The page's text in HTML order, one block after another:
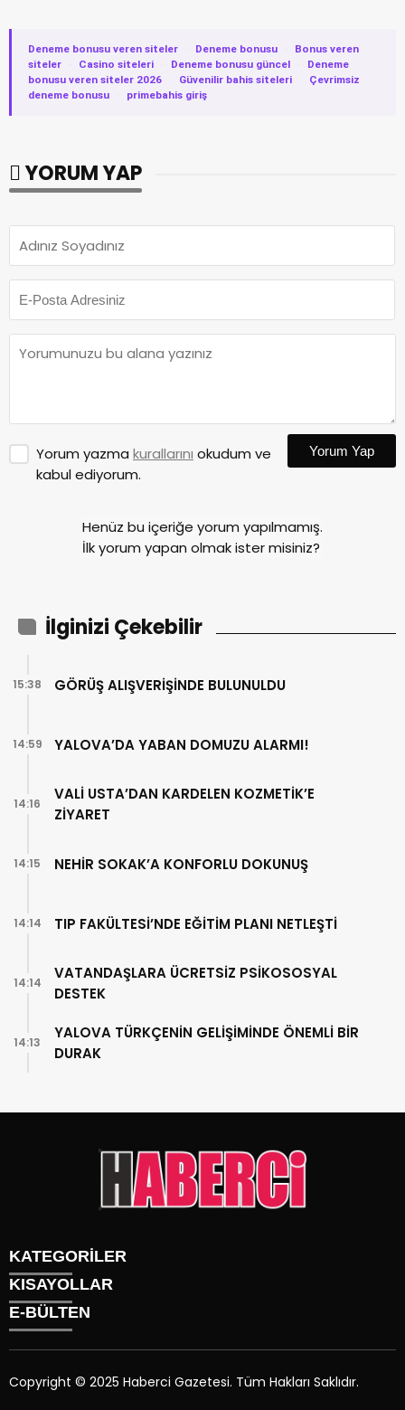
Deneme bonusu veren siteler · Deneme bonusu ·
Bonus veren
siteler
· Casino siteleri · Deneme bonusu güncel ·
Deneme
bonusu veren siteler 2026
· Güvenilir bahis siteleri ·
Çevrimsiz
deneme bonusu
· primebahis giriş
YORUM YAP
Yorum yazma kurallarını okudum ve
kabul ediyorum.
Yorum Yap
Henüz bu içeriğe yorum yapılmamış.
İlk yorum yapan olmak ister misiniz?
İlginizi Çekebilir
GÖRÜŞ ALIŞVERİŞİNDE BULUNULDU
15:38
YALOVA’DA YABAN DOMUZU ALARMI!
14:59
VALİ USTA’DAN KARDELEN KOZMETİK’E
ZİYARET
14:16
NEHİR SOKAK’A KONFORLU DOKUNUŞ
14:15
TIP FAKÜLTESİ’NDE EĞİTİM PLANI NETLEŞTİ
14:14
VATANDAŞLARA ÜCRETSİZ PSİKOSOSYAL
DESTEK
14:14
YALOVA TÜRKÇENİN GELİŞİMİNDE ÖNEMLİ BİR
DURAK
14:13
KATEGORİLER
Gündem
Siyaset
Sağlık
KISAYOLLAR
Künye
Üyelik
İletişim
E-BÜLTEN
Copyright © 2025 Haberci Gazetesi. Tüm Hakları Saklıdır.